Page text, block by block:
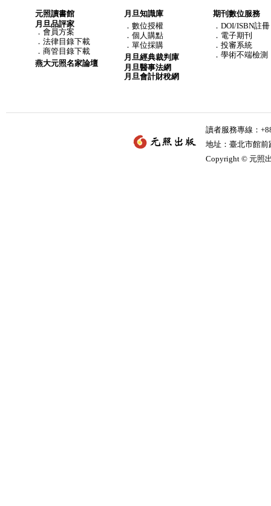
元照讀書館
月旦品評家
． 會員方案
． 法律目錄下載
． 商管目錄下載
燕大元照名家論壇
月旦知識庫
． 數位授權
． 個人購點
． 單位採購
月旦經典裁判庫
月旦醫事法網
月旦會計財稅網
期刊數位服務
．DOI/ISBN註冊
．電子期刊
．投審系統
．學術不端檢測
讀者服務專線：
地址：臺北市館
Copyright © 元照